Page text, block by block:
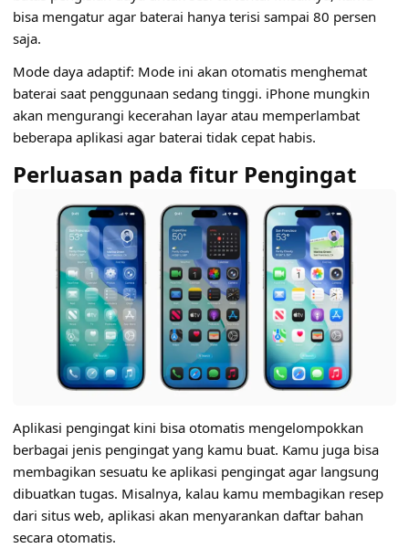
bisa mengatur agar baterai hanya terisi sampai 80 persen
saja.
Mode daya adaptif: Mode ini akan otomatis menghemat
baterai saat penggunaan sedang tinggi. iPhone mungkin
akan mengurangi kecerahan layar atau memperlambat
beberapa aplikasi agar baterai tidak cepat habis.
Perluasan pada fitur Pengingat
Aplikasi pengingat kini bisa otomatis mengelompokkan
berbagai jenis pengingat yang kamu buat. Kamu juga bisa
membagikan sesuatu ke aplikasi pengingat agar langsung
dibuatkan tugas. Misalnya, kalau kamu membagikan resep
dari situs web, aplikasi akan menyarankan daftar bahan
secara otomatis.